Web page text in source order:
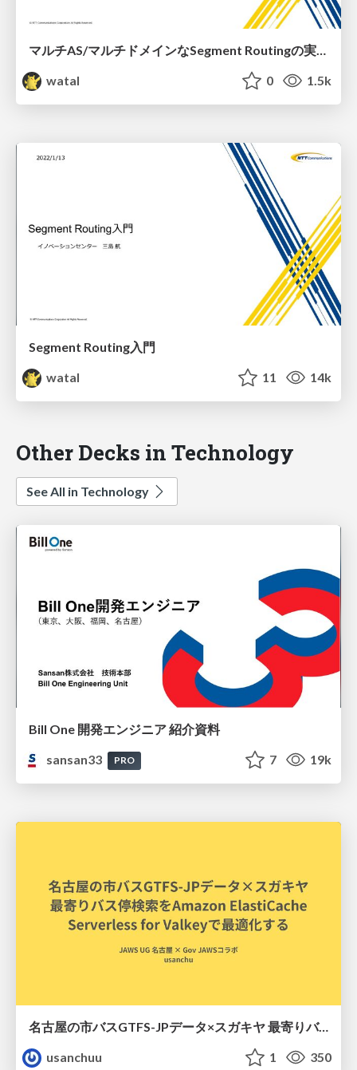
watal
0 1.5k
Segment Routing入門
watal
11 14k
Other Decks in Technology
See All in Technology
Bill One 開発エンジニア 紹介資料
sansan33
PRO 7 19k
名古屋の市バスGTFS-JPデータ×スガキヤ 最寄りバス停検索をAmazon ElastiCache Serverless for Valkeyで最適化する
usanchuu
1 350